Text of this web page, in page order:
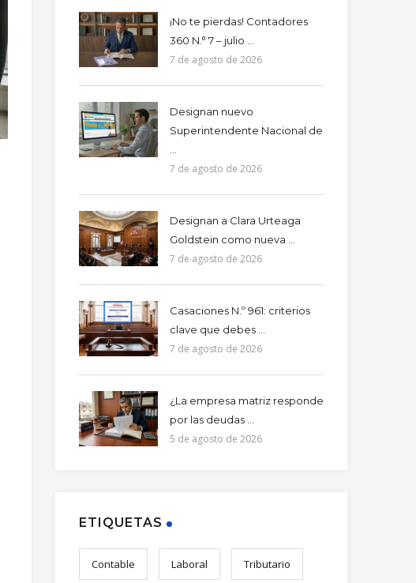
¡No te pierdas! Contadores
360 N.° 7 – julio ...
7 de agosto de 2026
Designan nuevo
Superintendente Nacional de
7 de agosto de 2026
Designan a Clara Urteaga
Goldstein como nueva ...
7 de agosto de 2026
Casaciones N.º 961: criterios
clave que debes ...
7 de agosto de 2026
¿La empresa matriz responde
por las deudas ...
5 de agosto de 2026
ETIQUETAS
Contable Laboral Tributario